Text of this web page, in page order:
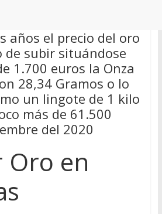
años el precio del oro
de subir situándose
1.700 euros la Onza
28,34 Gramos o lo
un lingote de 1 kilo
más de 61.500
del 2020
Oro en